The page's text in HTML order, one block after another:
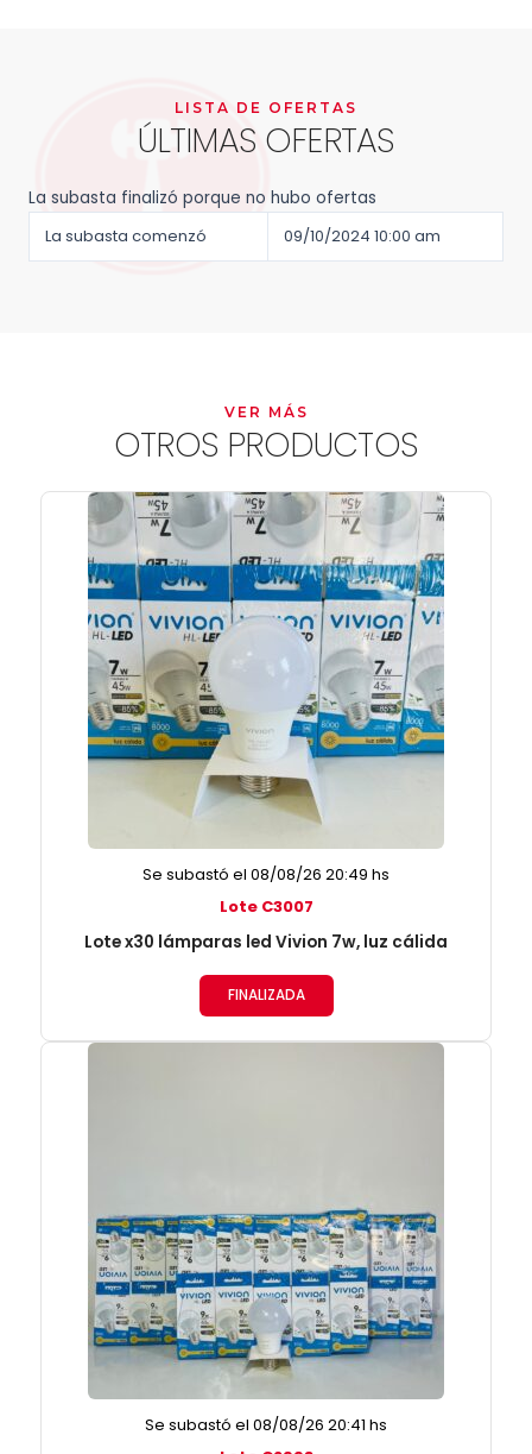
LISTA DE OFERTAS
ÚLTIMAS OFERTAS
La subasta finalizó porque no hubo ofertas
La subasta comenzó
09/10/2024 10:00 am
VER MÁS
OTROS PRODUCTOS
Se subastó el 08/08/26 20:49 hs
Lote C3007
Lote x30 lámparas led Vivion 7w, luz cálida
FINALIZADA
Se subastó el 08/08/26 20:41 hs